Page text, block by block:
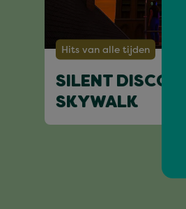
Hits van alle tijden
SILENT DISCO
SKYWALK